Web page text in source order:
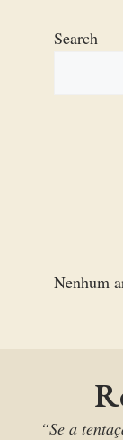
Search
Nenhum
“Se a